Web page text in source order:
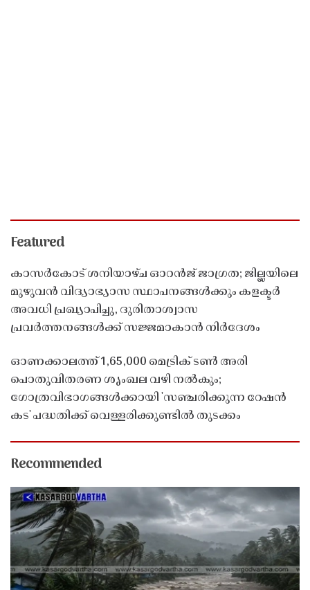
Featured
കാസർകോട് ശനിയാഴ്ച ഓറൻജ് ജാഗ്രത; ജില്ലയിലെ
മുഴുവൻ വിദ്യാഭ്യാസ സ്ഥാപനങ്ങൾക്കും കളക്ടർ
അവധി പ്രഖ്യാപിച്ചു, ദുരിതാശ്വാസ
പ്രവർത്തനങ്ങൾക്ക് സജ്ജമാകാൻ നിർദേശം
ഓണക്കാലത്ത് 1,65,000 മെട്രിക് ടൺ അരി
പൊതുവിതരണ ശൃംഖല വഴി നൽകും;
ഗോത്രവിഭാഗങ്ങൾക്കായി 'സഞ്ചരിക്കുന്ന റേഷൻ
കട' പദ്ധതിക്ക് വെള്ളരിക്കുണ്ടിൽ തുടക്കം
Recommended